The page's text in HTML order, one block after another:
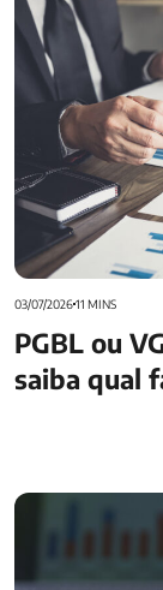
03/07/202611 MINS
PGBL ou
saiba qual
Posso ter INSS e